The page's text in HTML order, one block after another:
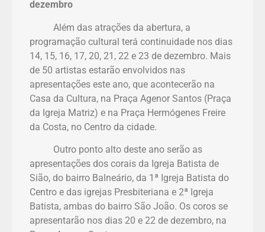
dezembro
Além das atrações da abertura, a
programação cultural terá continuidade nos dias
14, 15, 16, 17, 20, 21, 22 e 23 de dezembro. Mais
de 50 artistas estarão envolvidos nas
apresentações este ano, que acontecerão na
Casa da Cultura, na Praça Agenor Santos (Praça
da Igreja Matriz) e na Praça Hermógenes Freire
da Costa, no Centro da cidade.
Outro ponto alto deste ano serão as
apresentações dos corais da Igreja Batista de
Sião, do bairro Balneário, da 1ª Igreja Batista do
Centro e das igrejas Presbiteriana e 2ª Igreja
Batista, ambas do bairro São João. Os coros se
apresentarão nos dias 20 e 22 de dezembro, na